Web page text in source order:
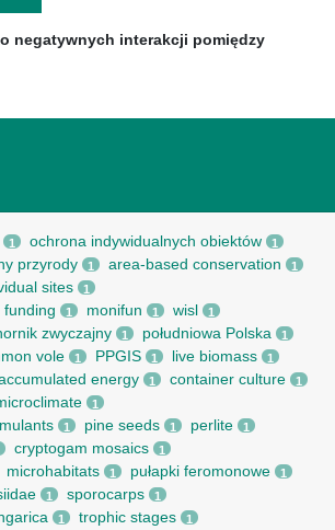
negatywnych interakcji pomiędzy
1 ochrona indywidualnych obiektów 1
przyrody 1 area-based conservation 1
sites 1
funding 1 monifun 1 wisl 1
zwyczajny 1 południowa Polska 1
vole 1 PPGIS 1 live biomass 1
energy 1 container culture 1
1
1 pine seeds 1 perlite 1
cryptogam mosaics 1
microhabitats 1 pułapki feromonowe 1
1 sporocarps 1
1 trophic stages 1